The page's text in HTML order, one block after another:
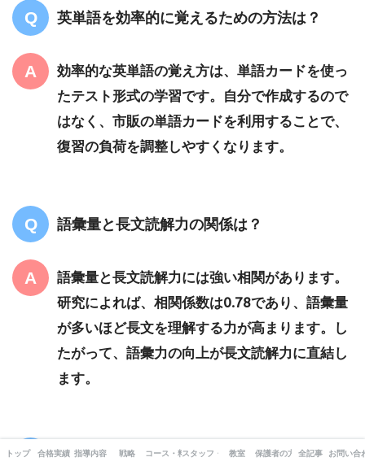
英単語を効率的に覚えるための方法は？
効率的な英単語の覚え方は、単語カードを使っ
たテスト形式の学習です。自分で作成するので
はなく、市販の単語カードを利用することで、
復習の負荷を調整しやすくなります。
語彙量と長文読解力の関係は？
語彙量と長文読解力には強い相関があります。
研究によれば、相関係数は0.78であり、語彙量
が多いほど長文を理解する力が高まります。し
たがって、語彙力の向上が長文読解力に直結し
ます。
英単語を文脈で覚えるのは効果的ですか？
トップ 合格実績 指導内容 戦略 コース・料金スタッフ・出版書籍
教室 保護者の方へ全記事 お問い合